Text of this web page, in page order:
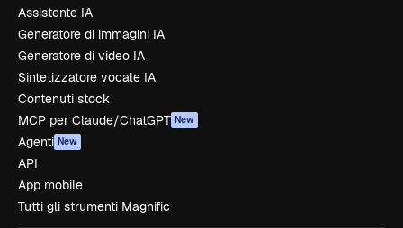
Assistente IA
Generatore di immagini IA
Generatore di video IA
Sintetizzatore vocale IA
Contenuti stock
MCP per Claude/ChatGPT New
Agenti New
API
App mobile
Tutti gli strumenti Magnific